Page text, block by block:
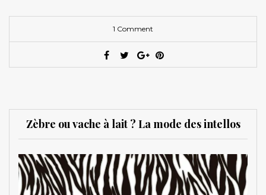
1 Comment
Zèbre ou vache à lait ? La mode des intellos